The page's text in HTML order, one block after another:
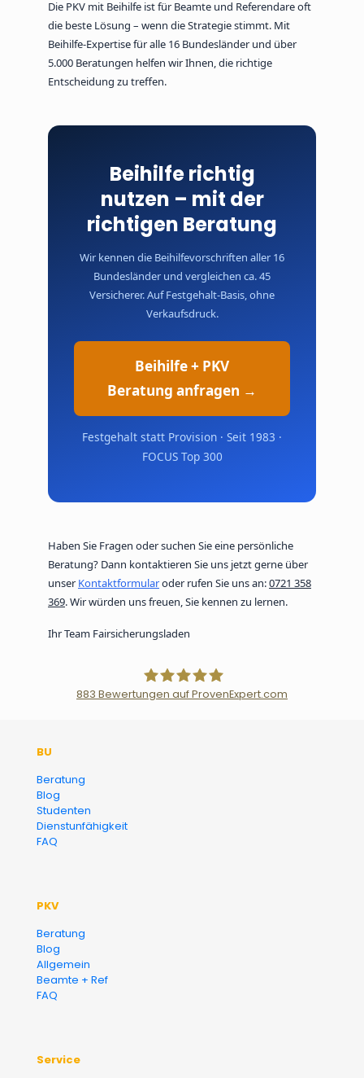
Beihilfesatz kann sich je nach Status ändern.
Eine frühzeitige beihilfekonforme Tarifstrategie
ist deshalb besonders wichtig.
Die PKV mit Beihilfe ist für Beamte und Referendare oft
die beste Lösung – wenn die Strategie stimmt. Mit
Beihilfe-Expertise für alle 16 Bundesländer und über
5.000 Beratungen helfen wir Ihnen, die richtige
Entscheidung zu treffen.
Beihilfe richtig
nutzen – mit der
richtigen Beratung
Wir kennen die Beihilfevorschriften aller 16
Bundesländer und vergleichen ca. 45
Versicherer. Auf Festgehalt-Basis, ohne
Verkaufsdruck.
Beihilfe + PKV
Beratung anfragen →
Festgehalt statt Provision · Seit 1983 ·
FOCUS Top 300
Haben Sie Fragen oder suchen Sie eine persönliche
Beratung? Dann kontaktieren Sie uns jetzt gerne über
unser Kontaktformularoder rufen Sie uns an:0721 358
369. Wir würden uns freuen, Sie kennen zu lernen.
Ihr Team Fairsicherungsladen
883 Bewertungen auf ProvenExpert.com
BU
Beratung
Blog
Studenten
Dienstunfähigkeit
FAQ
PKV
Beratung
Blog
Allgemein
Beamte + Ref
FAQ
Service